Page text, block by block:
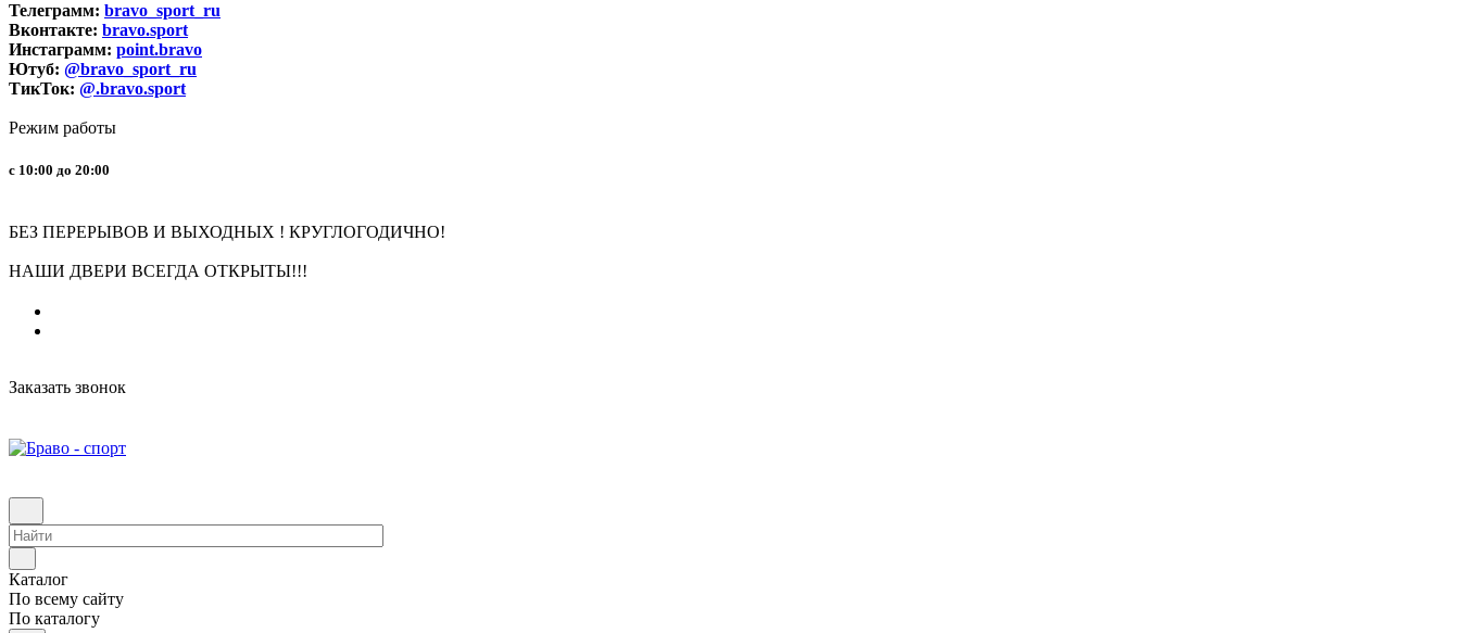
Телеграмм: bravo_sport_ru
Вконтакте: bravo.sport
Инстаграмм: point.bravo
Ютуб: @bravo_sport_ru
ТикТок: @.bravo.sport
Режим работы
с 10:00 до 20:00
БЕЗ ПЕРЕРЫВОВ И ВЫХОДНЫХ ! КРУГЛОГОДИЧНО!
НАШИ ДВЕРИ ВСЕГДА ОТКРЫТЫ!!!
Заказать звонок
Каталог
По всему сайту
По каталогу